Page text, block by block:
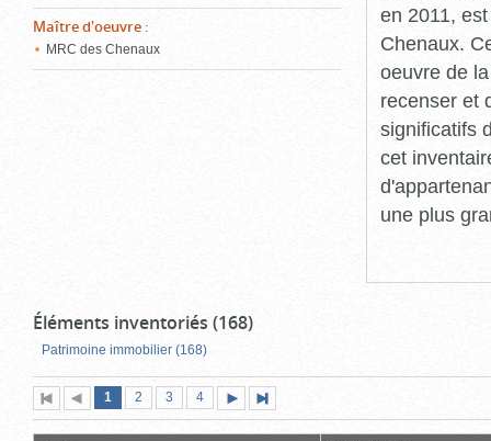
Maître d'oeuvre :
MRC des Chenaux
en 2011,
Chenaux.
oeuvre de
recenser et
significatifs
cet
une plus
Éléments inventoriés (168)
Patrimoine immobilier (168)
Première
page
Page
précédente
Page
1 (page
actuelle)
Page
2 Page
3 Page
4
suivante
page